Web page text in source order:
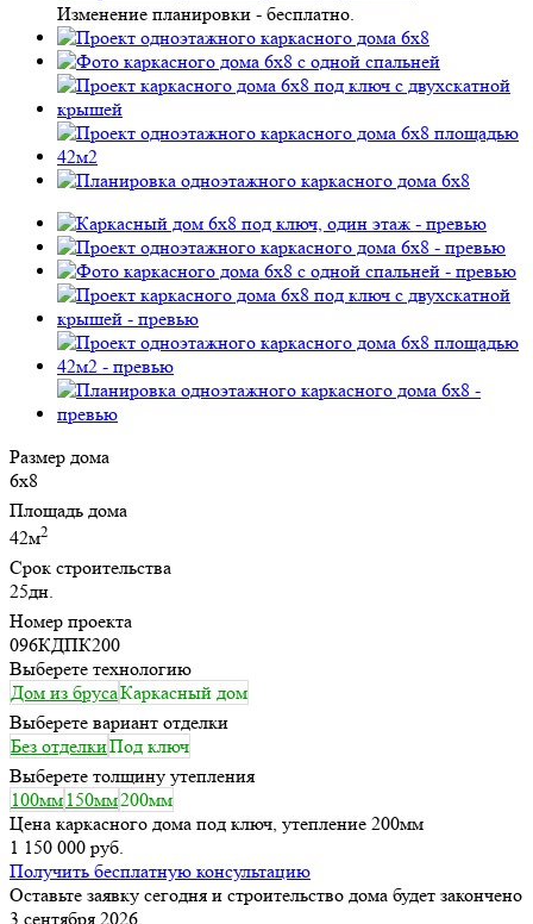
Изменение планировки - бесплатно.
Размер дома
6х8
Площадь дома
42м2
Срок строительства
25дн.
Номер проекта
096КДПК200
Выберете технологию
Дом из брусаКаркасный дом
Выберете вариант отделки
Без отделкиПод ключ
Выберете толщину утепления
100мм 150мм200мм
Цена каркасного дома под ключ, утепление 200мм
1 150 000 руб.
Получить бесплатную консультацию
Оставьте заявку сегодня и строительство дома будет закончено
3 сентября 2026.